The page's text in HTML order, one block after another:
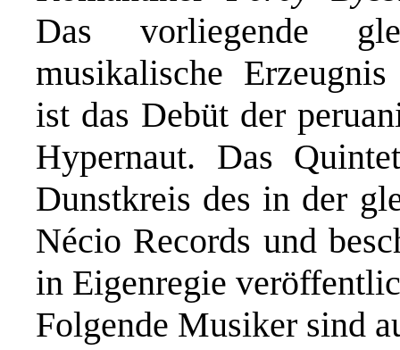
Das vorliegende
musikalische
ist das Debüt der
Hypernaut. Das
Dunstkreis des in der
Nécio Records und
in Eigenregie
Folgende Musiker sind